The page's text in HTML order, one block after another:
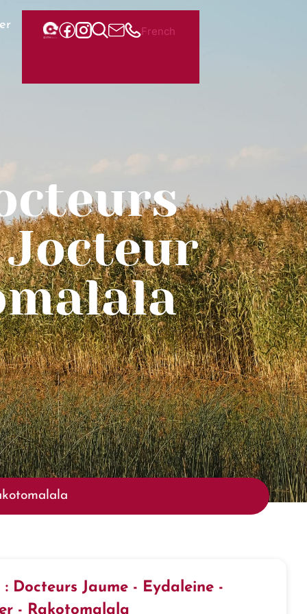
French
Jocteur
Docteurs Jaume - Eydaleine -
- Rakotomalala